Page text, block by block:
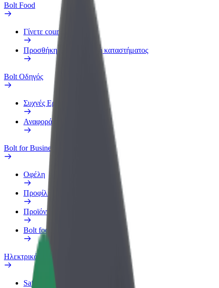
Bolt Food
Γίνετε courier
Προσθήκη εστιατορίου ή καταστήματος
Bolt Οδηγός
Συχνές Ερωτήσεις
Αναφορά οχήματος
Bolt for Business
Οφέλη
Προφίλ Εργασίας
Προϊόντα
Bolt food για επιχειρήσεις
Ηλεκτρικά ποδήλατα
Safety Lab